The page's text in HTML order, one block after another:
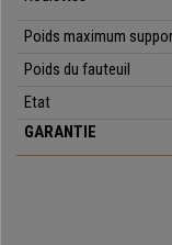
•Design frais et
• Avec des accoudoirs
• Piétement en métal
Mécanisme basculant
Poids maximum
Poids du fauteuil
Etat
GARANTIE